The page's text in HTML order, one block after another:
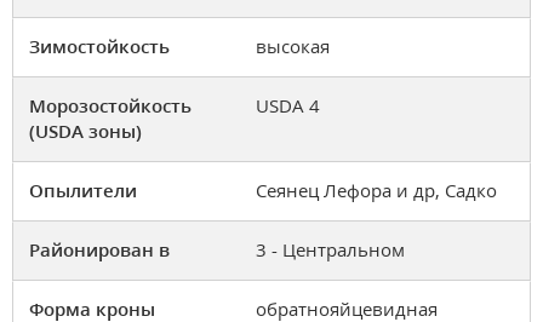
Зимостойкость высокая
Морозостойкость
(USDA зоны)
USDA 4
Опылители Сеянец Лефора и др, Садко
Районирован в 3 - Центральном
Форма кроны обратнояйцевидная